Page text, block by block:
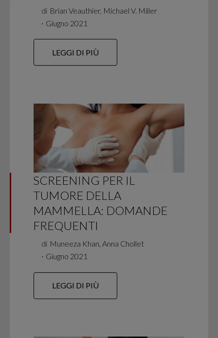
di Brian Veauthier, Michael V. Miller
∙ Giugno 2021
LEGGI DI PIÙ
SCREENING PER IL
TUMORE DELLA
MAMMELLA: DOMANDE
FREQUENTI
di Muneeza Khan, Anna Chollet
∙ Giugno 2021
LEGGI DI PIÙ